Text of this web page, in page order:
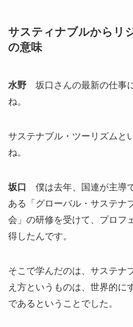
サスティナブルからリ
の意味
水野 坂口さんの最新の仕事
ね。
サステナブル・ツーリズムと
ね。
坂口 僕は去年、国連が主導
ある「グローバル・サステナ
会」の研修を受けて、プロフ
得したんです。
そこで学んだのは、サステナ
え方というものは、世界的に
であるということでした。